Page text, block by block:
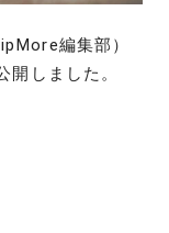
編集部）
しました。